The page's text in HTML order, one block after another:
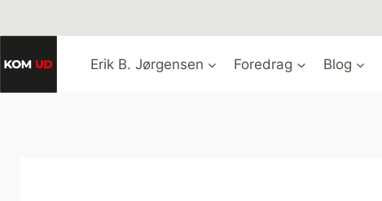
til
Erik B. Jørgensen Foredrag Blog